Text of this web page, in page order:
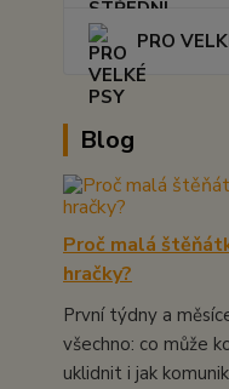
PRO
Blog
Proč malá
hračky?
První týdny a
všechno: co může
uklidnit i jak